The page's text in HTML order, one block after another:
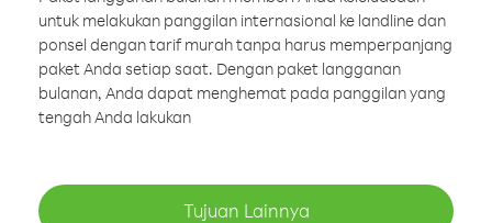
untuk melakukan panggilan internasional ke landline dan
ponsel dengan tarif murah tanpa harus memperpanjang
paket Anda setiap saat. Dengan paket langganan
bulanan, Anda dapat menghemat pada panggilan yang
tengah Anda lakukan
Tujuan Lainnya